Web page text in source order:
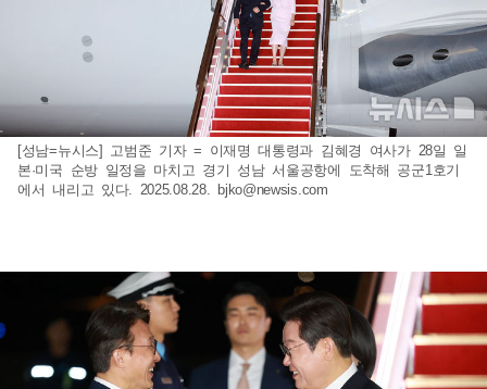
[성남=뉴시스] 고범준 기자 = 이재명 대통령과 김혜경 여사가 28일 일
본·미국 순방 일정을 마치고 경기 성남 서울공항에 도착해 공군1호기
에서 내리고 있다. 2025.08.28. bjko@newsis.com